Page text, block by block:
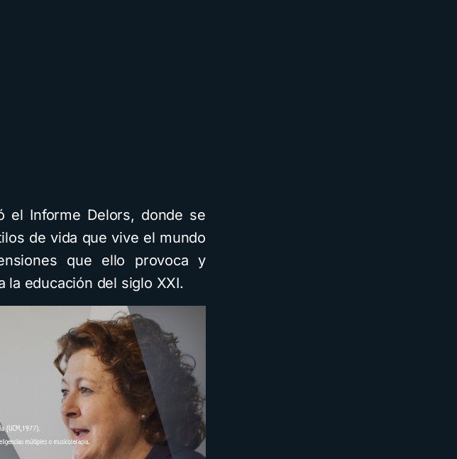
el Informe Delors, donde se
de vida que vive el mundo
que ello provoca y
la educación del siglo XXI.